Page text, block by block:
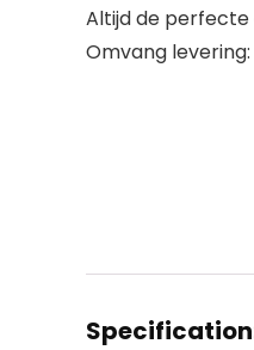
Altijd de
Omvang